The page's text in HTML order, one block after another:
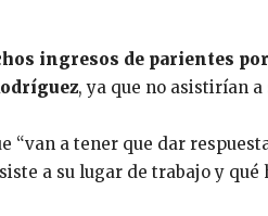
ingresos de parientes
, ya que no asistirían
“van a tener que dar
a su lugar de trabajo y qué